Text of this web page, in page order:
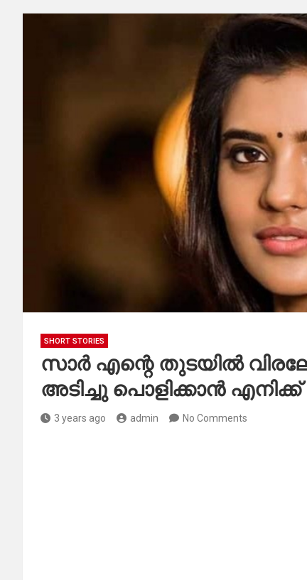
SHORT STORIES
സാർ എന്റെ തുടയിൽ
അടിച്ചു പൊളിക്കാൻ
3 years ago admin No Comments